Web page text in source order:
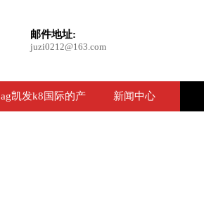
邮件地址:
juzi0212@163.com
ag凯发k8国际的产 新闻中心